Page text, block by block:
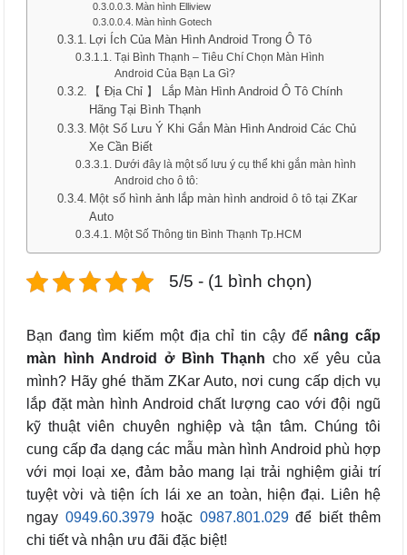
Màn hình Elliview
Màn hình Gotech
Lợi Ích Của Màn Hình Android Trong Ô Tô
Tại Bình Thạnh – Tiêu Chí Chọn Màn Hình
Android Của Bạn La Gì?
【 Địa Chỉ 】 Lắp Màn Hình Android Ô Tô Chính
Hãng Tại Bình Thạnh
Một Số Lưu Ý Khi Gắn Màn Hình Android Các Chủ
Xe Cần Biết
Dưới đây là một số lưu ý cụ thể khi gắn màn hình
Android cho ô tô:
Một số hình ảnh lắp màn hình android ô tô tại ZKar
Auto
Một Số Thông tin Bình Thạnh Tp.HCM
5/5 - (1 bình chọn)
Bạn đang tìm kiếm một địa chỉ tin cậy để nâng cấp
màn hình Android
ở Bình Thạnhcho xế yêu của
mình? Hãy ghé thăm ZKar Auto, nơi cung cấp dịch vụ
lắp đặt màn hình Android chất lượng cao với đội ngũ
kỹ thuật viên chuyên nghiệp và tận tâm. Chúng tôi
cung cấp đa dạng các mẫu màn hình Android phù hợp
với mọi loại xe, đảm bảo mang lại trải nghiệm giải trí
tuyệt vời và tiện ích lái xe an toàn, hiện đại. Liên hệ
ngay 0949.60.3979hoặc 0987.801.029để biết thêm
chi tiết và nhận ưu đãi đặc biệt!